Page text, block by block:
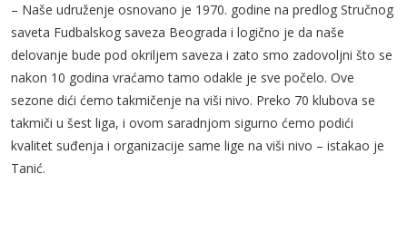
– Naše udruženje osnovano je 1970. godine na predlog Stručnog
saveta Fudbalskog saveza Beograda i logično je da naše
delovanje bude pod okriljem saveza i zato smo zadovoljni što se
nakon 10 godina vraćamo tamo odakle je sve počelo. Ove
sezone dići ćemo takmičenje na viši nivo. Preko 70 klubova se
takmiči u šest liga, i ovom saradnjom sigurno ćemo podići
kvalitet suđenja i organizacije same lige na viši nivo – istakao je
Tanić.